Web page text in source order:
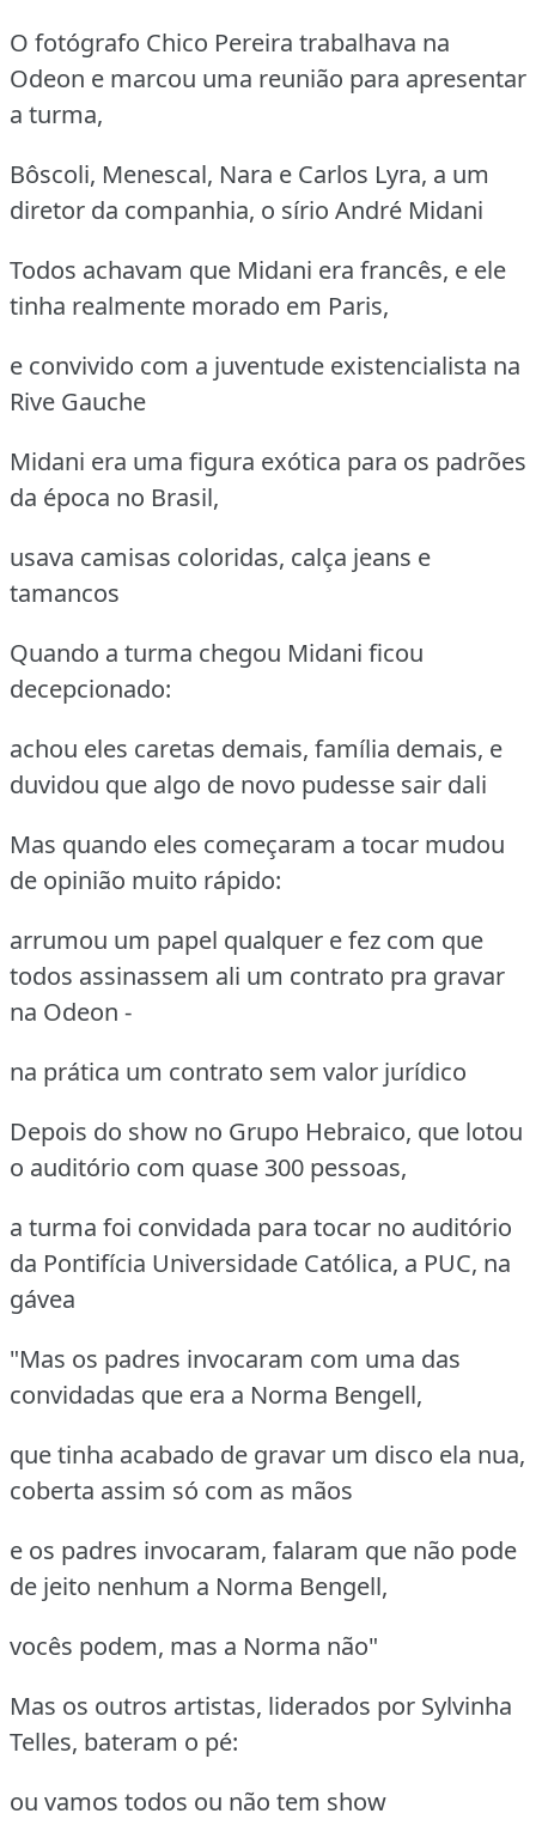
O fotógrafo Chico Pereira trabalhava na
Odeon e marcou uma reunião para apresentar
a turma,
Bôscoli, Menescal, Nara e Carlos Lyra, a um
diretor da companhia, o sírio André Midani
Todos achavam que Midani era francês, e ele
tinha realmente morado em Paris,
e convivido com a juventude existencialista na
Rive Gauche
Midani era uma figura exótica para os padrões
da época no Brasil,
usava camisas coloridas, calça jeans e
tamancos
Quando a turma chegou Midani ficou
decepcionado:
achou eles caretas demais, família demais, e
duvidou que algo de novo pudesse sair dali
Mas quando eles começaram a tocar mudou
de opinião muito rápido:
arrumou um papel qualquer e fez com que
todos assinassem ali um contrato pra gravar
na Odeon -
na prática um contrato sem valor jurídico
Depois do show no Grupo Hebraico, que lotou
o auditório com quase 300 pessoas,
a turma foi convidada para tocar no auditório
da Pontifícia Universidade Católica, a PUC, na
gávea
"Mas os padres invocaram com uma das
convidadas que era a Norma Bengell,
que tinha acabado de gravar um disco ela nua,
coberta assim só com as mãos
e os padres invocaram, falaram que não pode
de jeito nenhum a Norma Bengell,
vocês podem, mas a Norma não"
Mas os outros artistas, liderados por Sylvinha
Telles, bateram o pé:
ou vamos todos ou não tem show